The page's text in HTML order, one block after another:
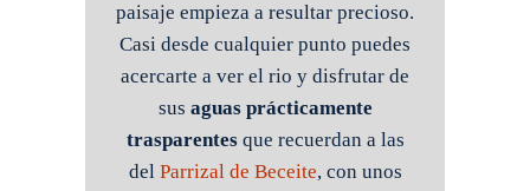
paisaje empieza a resultar precioso.
Casi desde cualquier punto puedes
acercarte a ver el rio y disfrutar de
sus aguas prácticamente
trasparentesque recuerdan a las
del Parrizal de Beceite, con unos